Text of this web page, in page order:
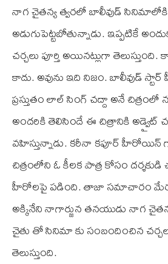
నాగ చైతన్య త్వరలో బాలీవుడ్ సినిమాలోకి
అడుగుపెట్టబోతున్నాడు. ఇప్పటికే
చర్చలు పూర్తి అయినట్లుగా
కాదు. అవును ఇది నిజం. బాలీవుడ్
ప్రస్తుతం లాల్ సింగ్ చద్దా అనే చిత్రంలో
అందరికి తెలిసిందే ఈ చిత్రానికి అడ్వైట్
వహిస్తున్నాడు. కరీనా కపూర్ హీరోయిన్
చిత్రంలోని ఓ కీలక పాత్ర కోసం
హీరోలపై పడింది. తాజా సమాచారం
అక్కినేని నాగార్జున తనయుడు నాగ
చైతు తో సినిమా కు సంబందించిన
తెలుస్తుంది.